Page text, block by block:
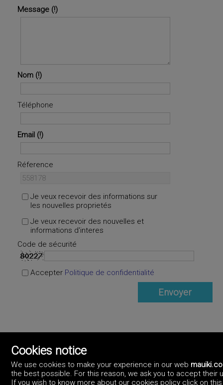
Message
Nom
Téléphone
Email
Réference
Je veux recevoir des informations sur
les nouvelles proprietés
Je veux recevoir des nouvelles et
informations d'interes
Code de sécurité
Accepter Politique de confidentialité
Cookies notice
We use cookies to make your experience in our web
the best possible. For this reason, we ask you to accept their
If you wish to know more about our cookies policy click on this